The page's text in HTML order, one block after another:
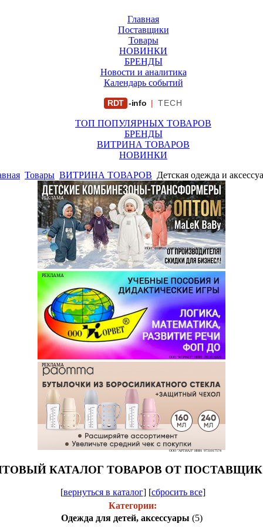
Главная
Поставщики
Товары
НОВИНКИ
БРЕНДЫ
Новости и аналитика
Календарь событий
RDT -info | TECH
ТОП ПОПУЛЯРНЫХ ТОВАРОВ
БРЕНДЫ
ВИТРИНА ТОВАРОВ
НОВИНКИ
Товары ВИТРИНА ТОВАРОВ Детская одежда и
РЕКЛАМА
ООО "ФИРМА "ХРИЗАНТЕМА" ИНН: 7719007569
РЕКЛАМА
ООО "КОРВЕТ" ИНН: 7803021829
РЕКЛАМА
ООО "АРТИАЛ" ИНН: 9731017574
КАТАЛОГ ТОВАРОВ ОТ
[вернуться в каталог] [сбросить все]
Категории:
Одежда для детей, аксессуары (5)